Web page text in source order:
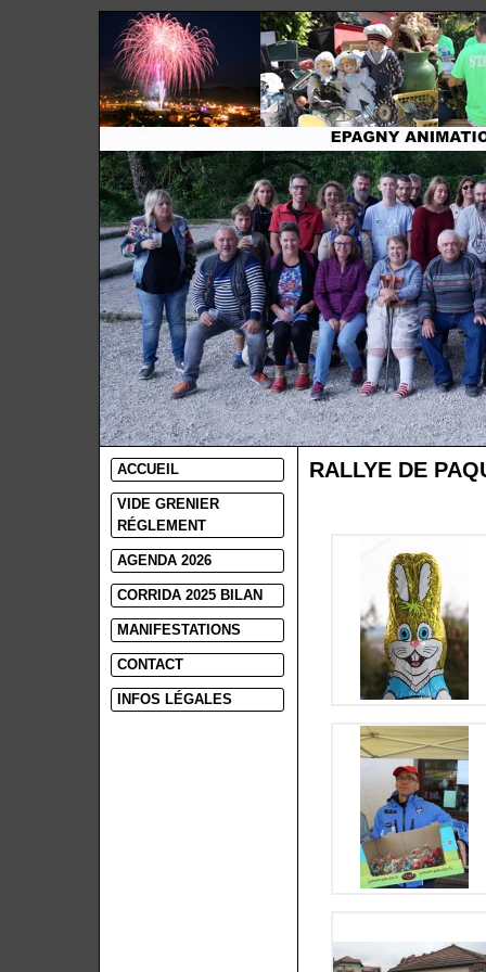
ACCUEIL
VIDE GRENIER
RÉGLEMENT
AGENDA 2026
CORRIDA 2025 BILAN
MANIFESTATIONS
CONTACT
INFOS LÉGALES
RALLYE DE